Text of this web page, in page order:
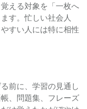
える対象を「一枚へ
す。忙しい社会人
すい人には特に相性
前に、学習の見通し
、問題集、フレーズ